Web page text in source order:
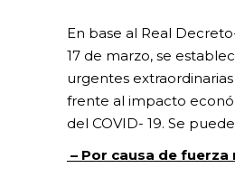
En base al Real
17 de marzo, se
urgentes
frente al impacto
del COVID- 19. Se
– Por causa de fuerza